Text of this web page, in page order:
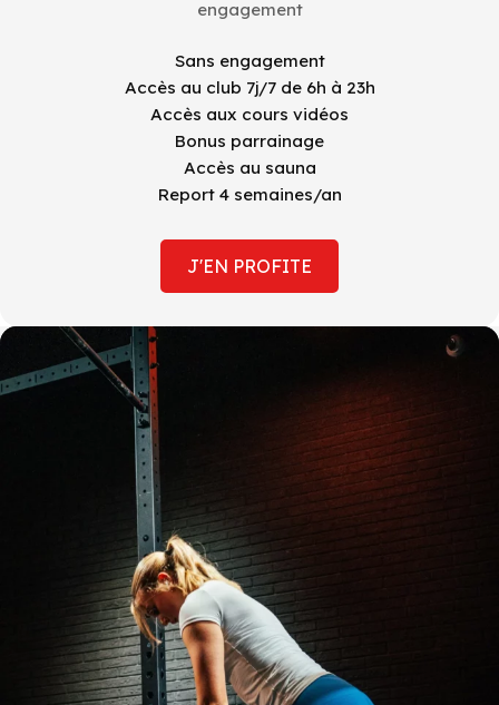
engagement
Sans engagement
Accès au club 7j/7 de 6h à 23h
Accès aux cours vidéos
Bonus parrainage
Accès au sauna
Report 4 semaines/an
J'EN PROFITE